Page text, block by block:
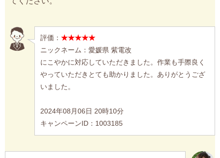
評価： ★★★★★
ニックネーム：愛媛県 紫電改
にこやかに対応していただきました。作業も手際良く
やっていただきとても助かりました。ありがとうござ
いました。
2024年08月06日 20時10分
キャンペーンID：1003185